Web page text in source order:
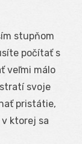
stupňom
počítať s
veľmi málo
svoje
pristátie,
ktorej sa